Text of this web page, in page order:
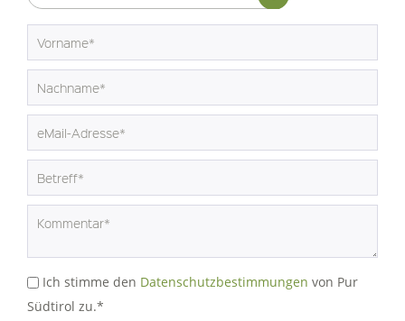
Ich stimme den Datenschutzbestimmungen von Pur
Südtirol zu.*